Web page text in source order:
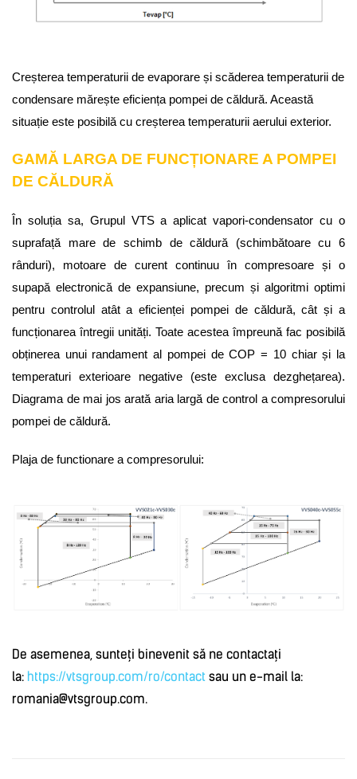
Creșterea temperaturii de evaporare și scăderea temperaturii de
condensare mărește eficiența pompei de căldură. Această
situație este posibilă cu creșterea temperaturii aerului exterior.
GAMĂ LARGA DE FUNCȚIONARE A POMPEI
DE CĂLDURĂ
În soluția sa, Grupul VTS a aplicat vapori-condensator cu o
suprafață mare de schimb de căldură (schimbătoare cu 6
rânduri), motoare de curent continuu în compresoare și o
supapă electronică de expansiune, precum și algoritmi optimi
pentru controlul atât a eficienței pompei de căldură, cât și a
funcționarea întregii unități. Toate acestea împreună fac posibilă
obținerea unui randament al pompei de COP = 10 chiar și la
temperaturi exterioare negative (este exclusa dezghețarea).
Diagrama de mai jos arată aria largă de control a compresorului
pompei de căldură.
Plaja de functionare a compresorului:
De asemenea, sunteți binevenit să ne contactați
la: https://vtsgroup.com/ro/contact sau un e-mail la:
romania@vtsgroup.com.